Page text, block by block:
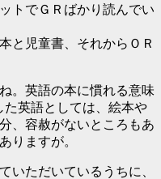
トでＧＲばかり読んでい
と児童書、それからＯＲ
。英語の本に慣れる意味
た英語としては、絵本や
、容赦がないところもあ
りますが。
いただいているうちに、